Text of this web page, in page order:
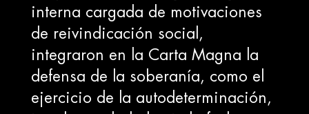
interna cargada de motivaciones
de reivindicación social,
integraron en la Carta Magna la
defensa de la soberanía, como el
ejercicio de la autodeterminación,